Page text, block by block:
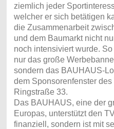
ziemlich jeder
welcher er sich betätigen
die Zusammenarbeit
und dem Baumarkt nicht
noch intensiviert wurde.
nur das große
sondern das BAUHAUS-
dem Sponsorenfenster
Ringstraße 33.
Das BAUHAUS, eine der
Europas, unterstützt den
finanziell, sondern ist mit